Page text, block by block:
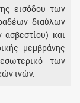
εισόδου των
διαύλων
και
μεμβράνης
των
ινών.